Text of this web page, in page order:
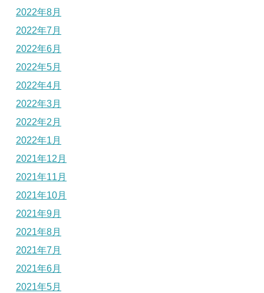
2022年8月
2022年7月
2022年6月
2022年5月
2022年4月
2022年3月
2022年2月
2022年1月
2021年12月
2021年11月
2021年10月
2021年9月
2021年8月
2021年7月
2021年6月
2021年5月